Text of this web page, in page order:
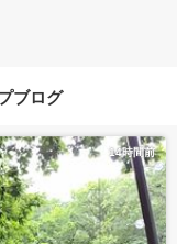
ブログ
14時間前